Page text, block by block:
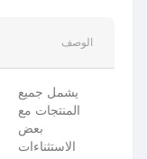
الوصف
يشمل جميع
المنتجات مع
بعض
الاستثناءات